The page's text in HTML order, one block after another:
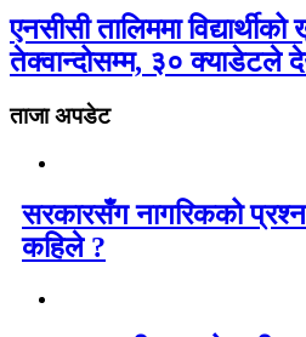
एनसीसी तालिममा
तेक्वान्दोसम्म, ३० क्याडेटले
ताजा अपडेट
सरकारसँग नागरिकको
कहिले ?